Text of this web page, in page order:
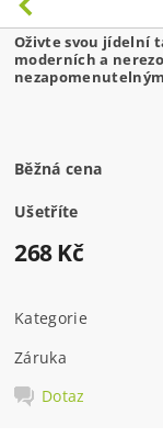
Oživte svou jídelní
moderních a
Běžná cena
Ušetříte
268 Kč
Kategorie
Záruka
Dotaz